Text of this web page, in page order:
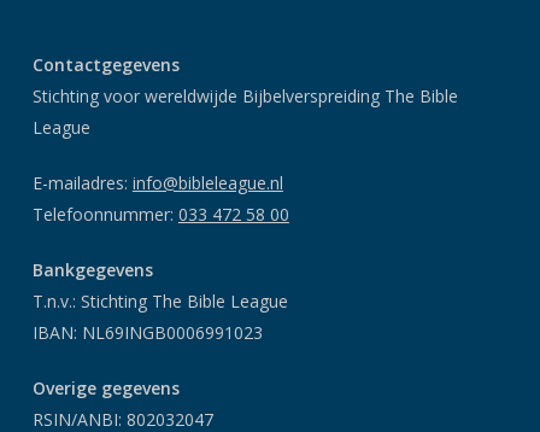
Contactgegevens
Stichting voor wereldwijde Bijbelverspreiding The Bible
League
E-mailadres: info@bibleleague.nl
Telefoonnummer: 033 472 58 00
Bankgegevens
T.n.v.: Stichting The Bible League
IBAN: NL69INGB0006991023
Overige gegevens
RSIN/ANBI: 802032047